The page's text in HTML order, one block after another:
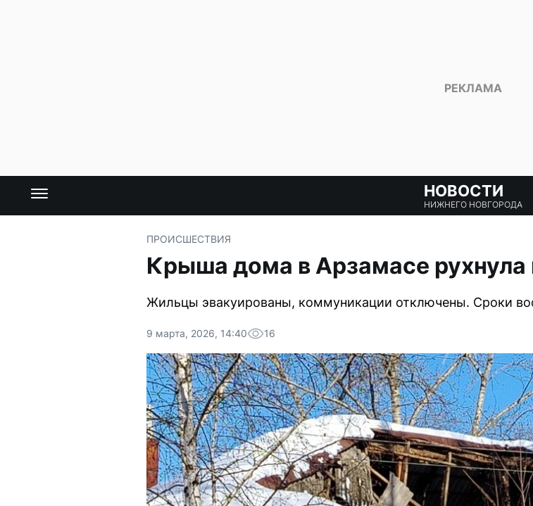
НОВОСТИ
НИЖНЕГО НОВГОРОДА
ПРОИСШЕСТВИЯ
Крыша дома в Арзамасе рухнула
Жильцы эвакуированы, коммуникации отключены. Сроки
9 марта, 2026, 14:40 16